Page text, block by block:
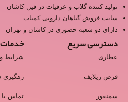
تولید کننده گلاب و عرقیات در فین کاشان
سایت فروش گیاهان دارویی کمیاب
دارای دو شعبه حضوری در کاشان و تهران
دسترسی سریع
عطاری
قرص ریلایف
سمنقور
شرایط
تماس با